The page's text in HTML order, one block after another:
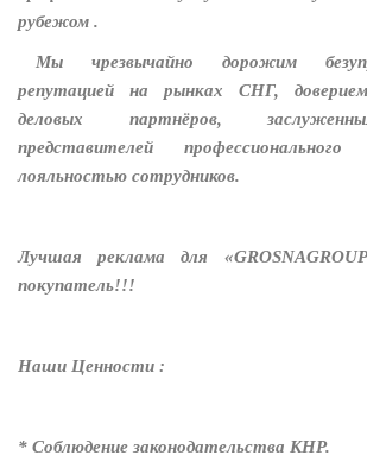
рубежом .
Мы чрезвычайно дорожим
репутацией на рынках СНГ,
деловых партнёров,
представителей
лояльностью сотрудников.
Лучшая реклама для
покупатель!!!
Наши Ценности :
* Соблюдение законодательства КНР.